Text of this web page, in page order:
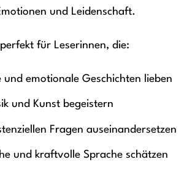
und Leidenschaft.
für Leserinnen, die:
und emotionale Geschichten lieben
und Kunst begeistern
Fragen auseinandersetzen
und kraftvolle Sprache schätzen